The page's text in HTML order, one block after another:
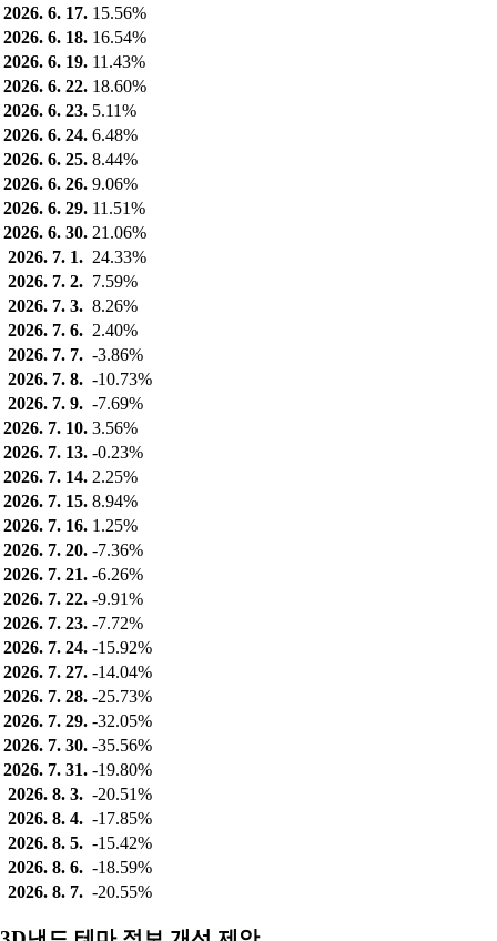
2026. 6. 17. 15.56%
2026. 6. 18. 16.54%
2026. 6. 19. 11.43%
2026. 6. 22. 18.60%
2026. 6. 23. 5.11%
2026. 6. 24. 6.48%
2026. 6. 25. 8.44%
2026. 6. 26. 9.06%
2026. 6. 29. 11.51%
2026. 6. 30. 21.06%
2026. 7. 1. 24.33%
2026. 7. 2. 7.59%
2026. 7. 3. 8.26%
2026. 7. 6. 2.40%
2026. 7. 7. -3.86%
2026. 7. 8. -10.73%
2026. 7. 9. -7.69%
2026. 7. 10. 3.56%
2026. 7. 13. -0.23%
2026. 7. 14. 2.25%
2026. 7. 15. 8.94%
2026. 7. 16. 1.25%
2026. 7. 20. -7.36%
2026. 7. 21. -6.26%
2026. 7. 22. -9.91%
2026. 7. 23. -7.72%
2026. 7. 24. -15.92%
2026. 7. 27. -14.04%
2026. 7. 28. -25.73%
2026. 7. 29. -32.05%
2026. 7. 30. -35.56%
2026. 7. 31. -19.80%
2026. 8. 3. -20.51%
2026. 8. 4. -17.85%
2026. 8. 5. -15.42%
2026. 8. 6. -18.59%
2026. 8. 7. -20.55%